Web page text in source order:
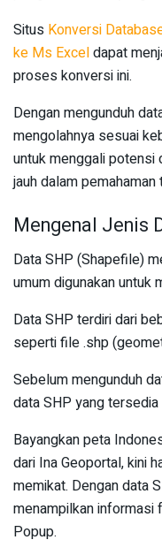
Situs Konversi
ke Ms Exceldapat
proses konversi ini.
Dengan mengunduh
mengolahnya sesuai
untuk menggali potensi
jauh dalam
Mengenal Jenis
Data SHP (Shapefile)
umum digunakan untuk
Data SHP terdiri dari
seperti file .shp
Sebelum mengunduh
data SHP yang
Bayangkan peta
dari Ina Geoportal, kini
memikat. Dengan data
menampilkan informasi
Popup.